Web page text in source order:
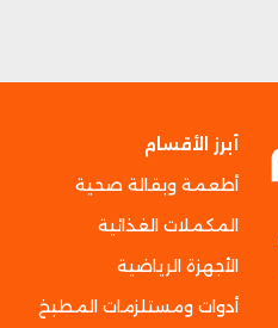
أبرز الأقسام
أطعمة وبقالة صحية
المكملات الغذائية
الأجهزة الرياضية
أدوات ومستلزمات المطبخ